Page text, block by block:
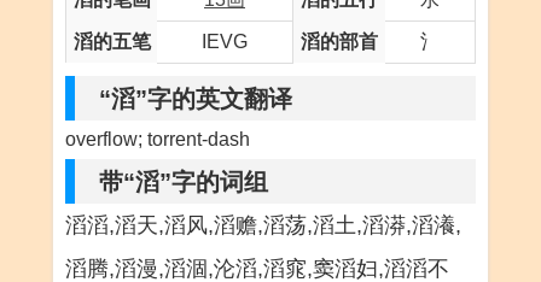
滔的五笔 IEVG 滔的部首 氵
“滔”字的英文翻译
overflow; torrent-dash
带“滔”字的词组
滔滔,滔天,滔风,滔赡,滔荡,滔土,滔漭,滔瀁,
滔腾,滔漫,滔涸,沦滔,滔窕,窦滔妇,滔滔不